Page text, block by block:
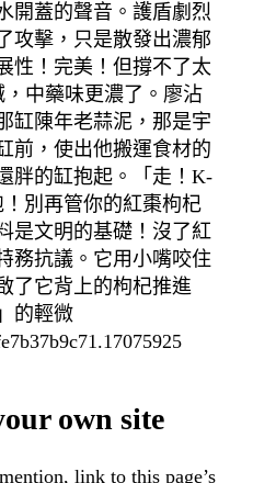
開蓋的聲音。護盾劇烈
攻擊，只是散發出濃郁
性！完美！但撐不了太
中藥味更濃了。廖沾
缸陳年老蒜泥，那是宇
前，使出他搬運食材的
胖的缸抱起。「走！K-
別再管你的紅棗枸杞
是文明的基礎！沒了紅
務抗議。它用小嘴咬住
了它背上的枸杞推進
的輕微
own site
link to this page’s